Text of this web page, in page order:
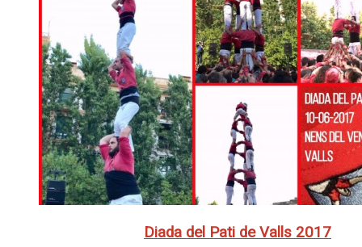
Diada del Pati de Valls 2017